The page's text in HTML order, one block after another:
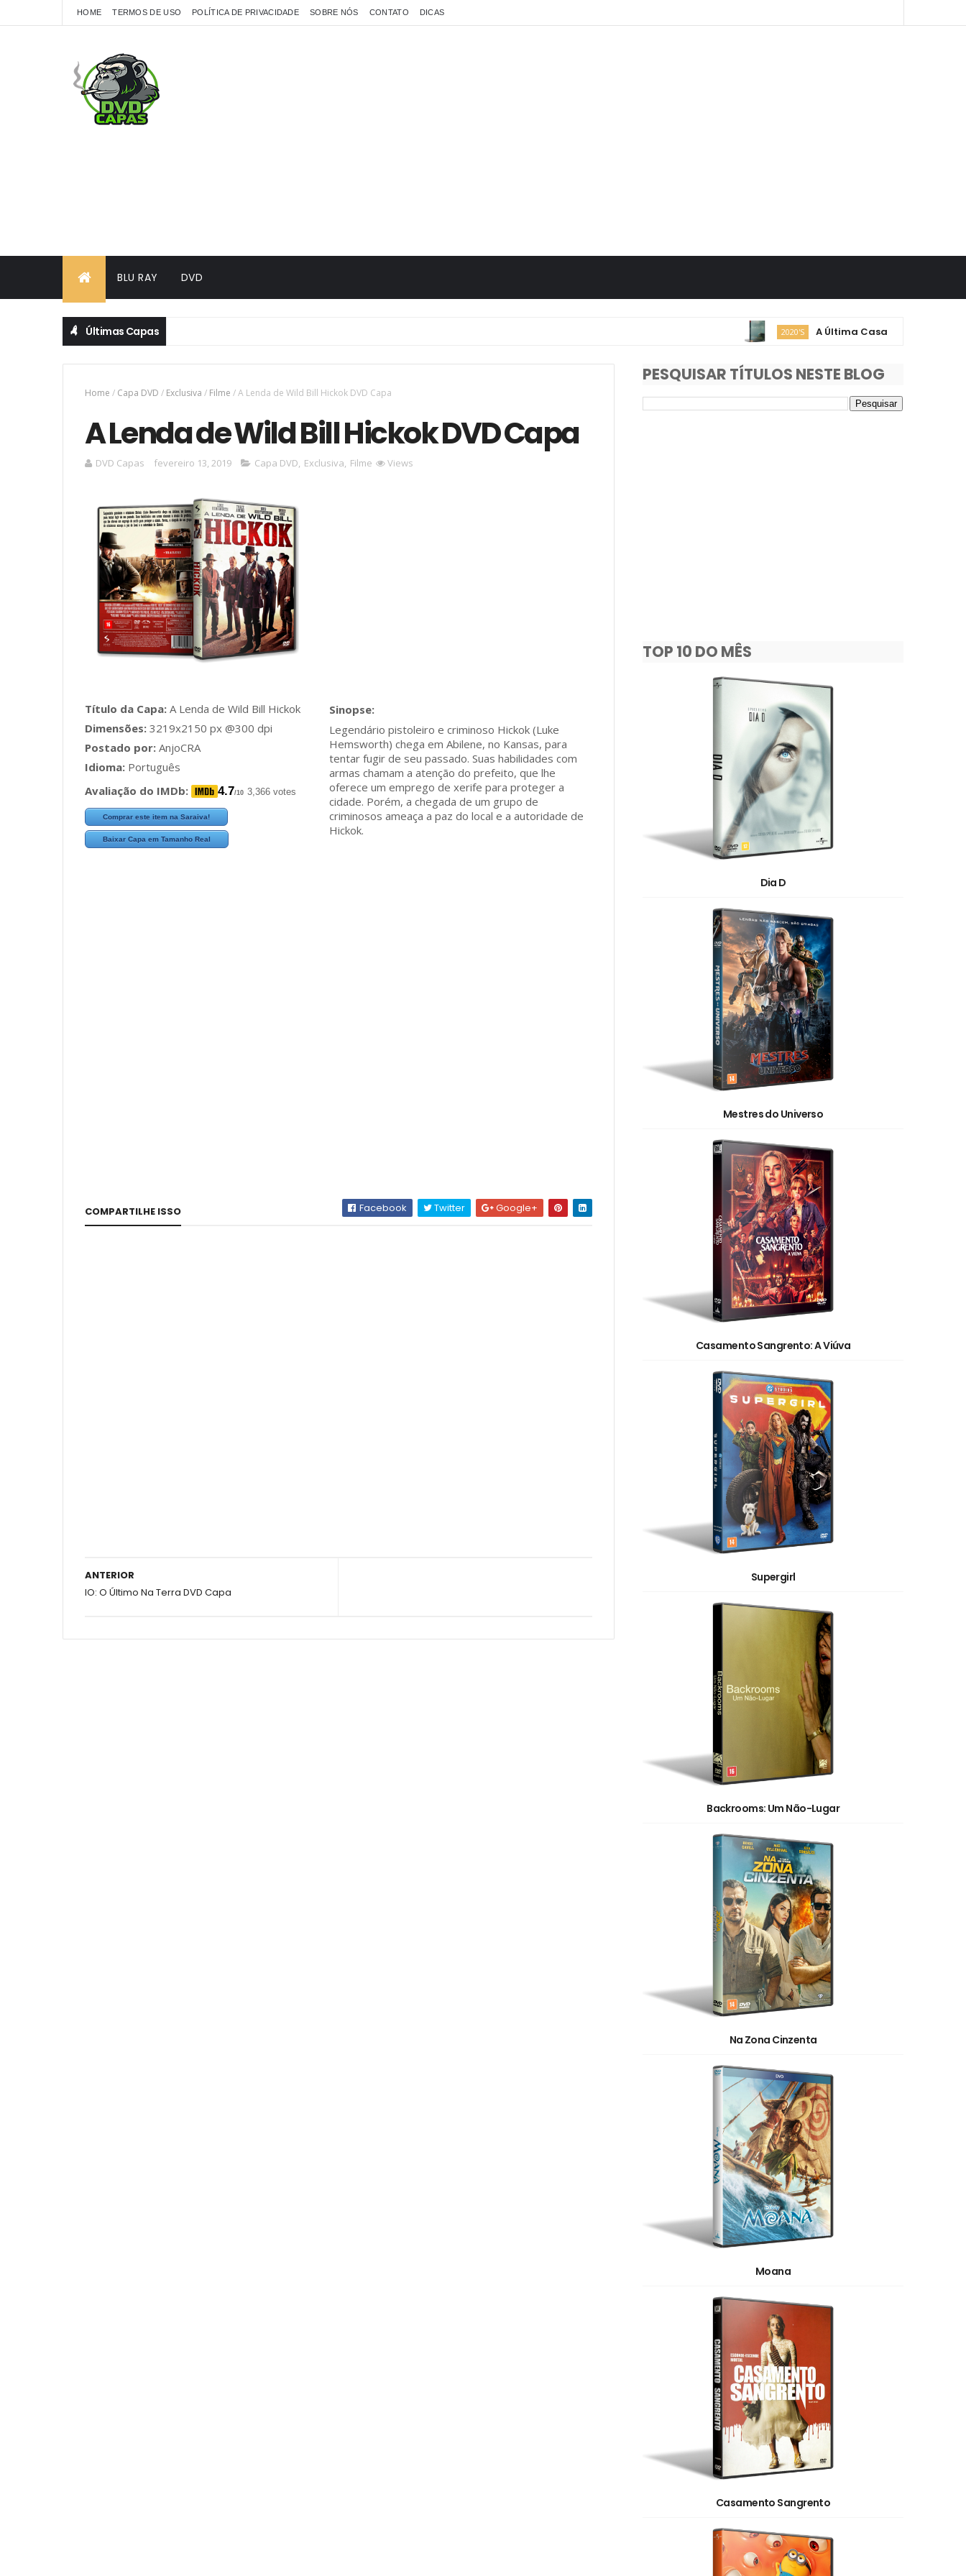
HOME TERMOS DE USO POLÍTICA DE PRIVACIDADE SOBRE NÓS CONTATO DICAS
BLU RAY DVD
Últimas Capas 2020'S A Última Casa
Home / Capa DVD / Exclusiva / Filme /A Lenda de Wild Bill Hickok DVD Capa
A Lenda de Wild Bill Hickok DVD Capa
DVD Capas fevereiro 13, 2019 Capa DVD, Exclusiva, Filme Views
Título da Capa: A Lenda de Wild Bill Hickok
Dimensões: 3219x2150 px @300 dpi
Postado por: AnjoCRA
Idioma: Português
Avaliação do IMDb:
4.7/10 3,366 votes
Comprar este item na Saraiva!
Baixar Capa em Tamanho Real
Legendário pistoleiro e criminoso Hickok (Luke
Hemsworth) chega em Abilene, no Kansas, para
tentar fugir de seu passado. Suas habilidades com
armas chamam a atenção do prefeito, que lhe
oferece um emprego de xerife para proteger a
cidade. Porém, a chegada de um grupo de
criminosos ameaça a paz do local e a autoridade de
Hickok.
COMPARTILHE ISSO Facebook Twitter Google+
ANTERIOR
IO: O Último Na Terra DVD Capa
PESQUISAR TÍTULOS NESTE BLOG
TOP 10 DO MÊS
Dia D
Mestres do Universo
Casamento Sangrento: A Viúva
Supergirl
Backrooms: Um Não-Lugar
Na Zona Cinzenta
Moana
Casamento Sangrento